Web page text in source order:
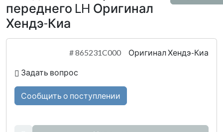
переднего LH Оригинал
Хендэ-Киа
#865231C000 Оригинал Хендэ-Киа
Задать вопрос
Сообщить о поступлении